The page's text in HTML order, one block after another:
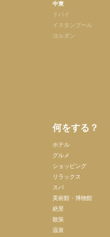
中東
ドバイ
イスタンブール
ヨルダン
何をする？
ホテル
グルメ
ショッピング
リラックス
スパ
美術館・博物館
絶景
散策
温泉